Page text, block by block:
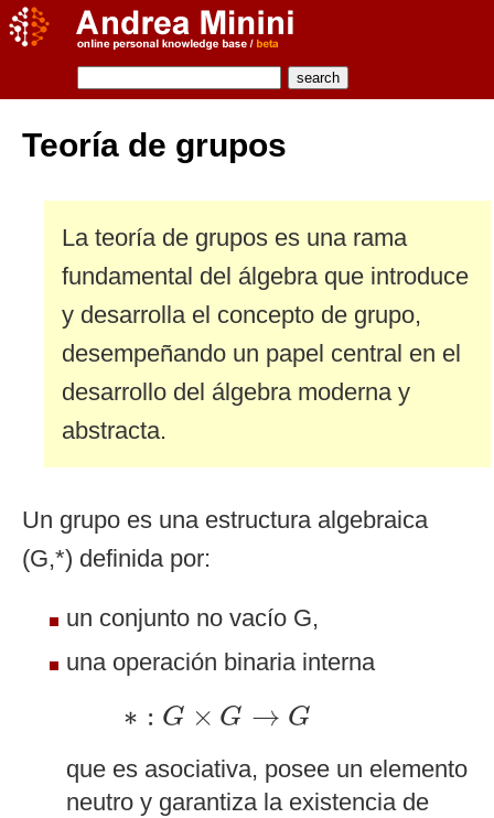
Teoría de grupos
La teoría de grupos es una rama
fundamental del álgebra que introduce
y desarrolla el concepto de grupo,
desempeñando un papel central en el
desarrollo del álgebra moderna y
abstracta.
Un grupo es una estructura algebraica
(G,*) definida por:
un conjunto no vacío G,
una operación binaria interna
∗ : G × G → G
∗:G × G→ G
que es asociativa, posee un elemento
neutro y garantiza la existencia de